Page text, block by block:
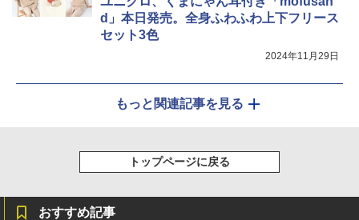
d」本日発売。全身ふわふわ上下フリース
セット3色
2024年11月29日
もっと関連記事を見る
トップページに戻る
おすすめ記事